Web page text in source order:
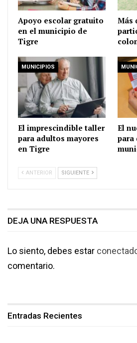
Apoyo escolar gratuito
en el municipio de
Tigre
Más
MUNICIPIOS
El imprescindible taller
para adultos mayores
en Tigre
El
para
ANTERIOR SIGUIENTE
DEJA UNA RESPUESTA
Lo siento, debes estar
comentario.
Entradas Recientes